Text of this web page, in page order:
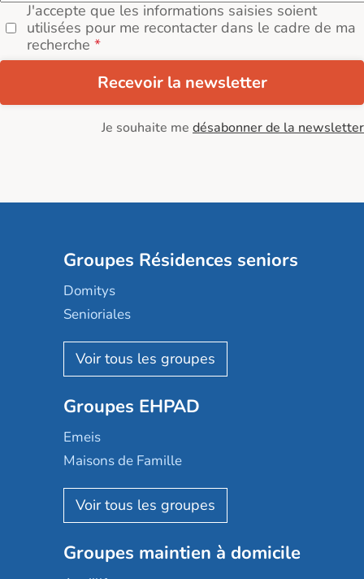
J'accepte que les informations saisies soient
utilisées pour me recontacter dans le cadre de ma
recherche
Recevoir la newsletter
Je souhaite me désabonner de la newsletter
Groupes Résidences seniors
Domitys
Senioriales
Nohée
Les Résidentiels
Mobicap
Domusvi
Happy Senior
Aquarelia
Nexity edenea
Les jardins d'Arcadie
Occitalia
Groupes EHPAD
Emeis
Maisons de Famille
Korian
Emera
Groupe SOS
Groupes maintien à domicile